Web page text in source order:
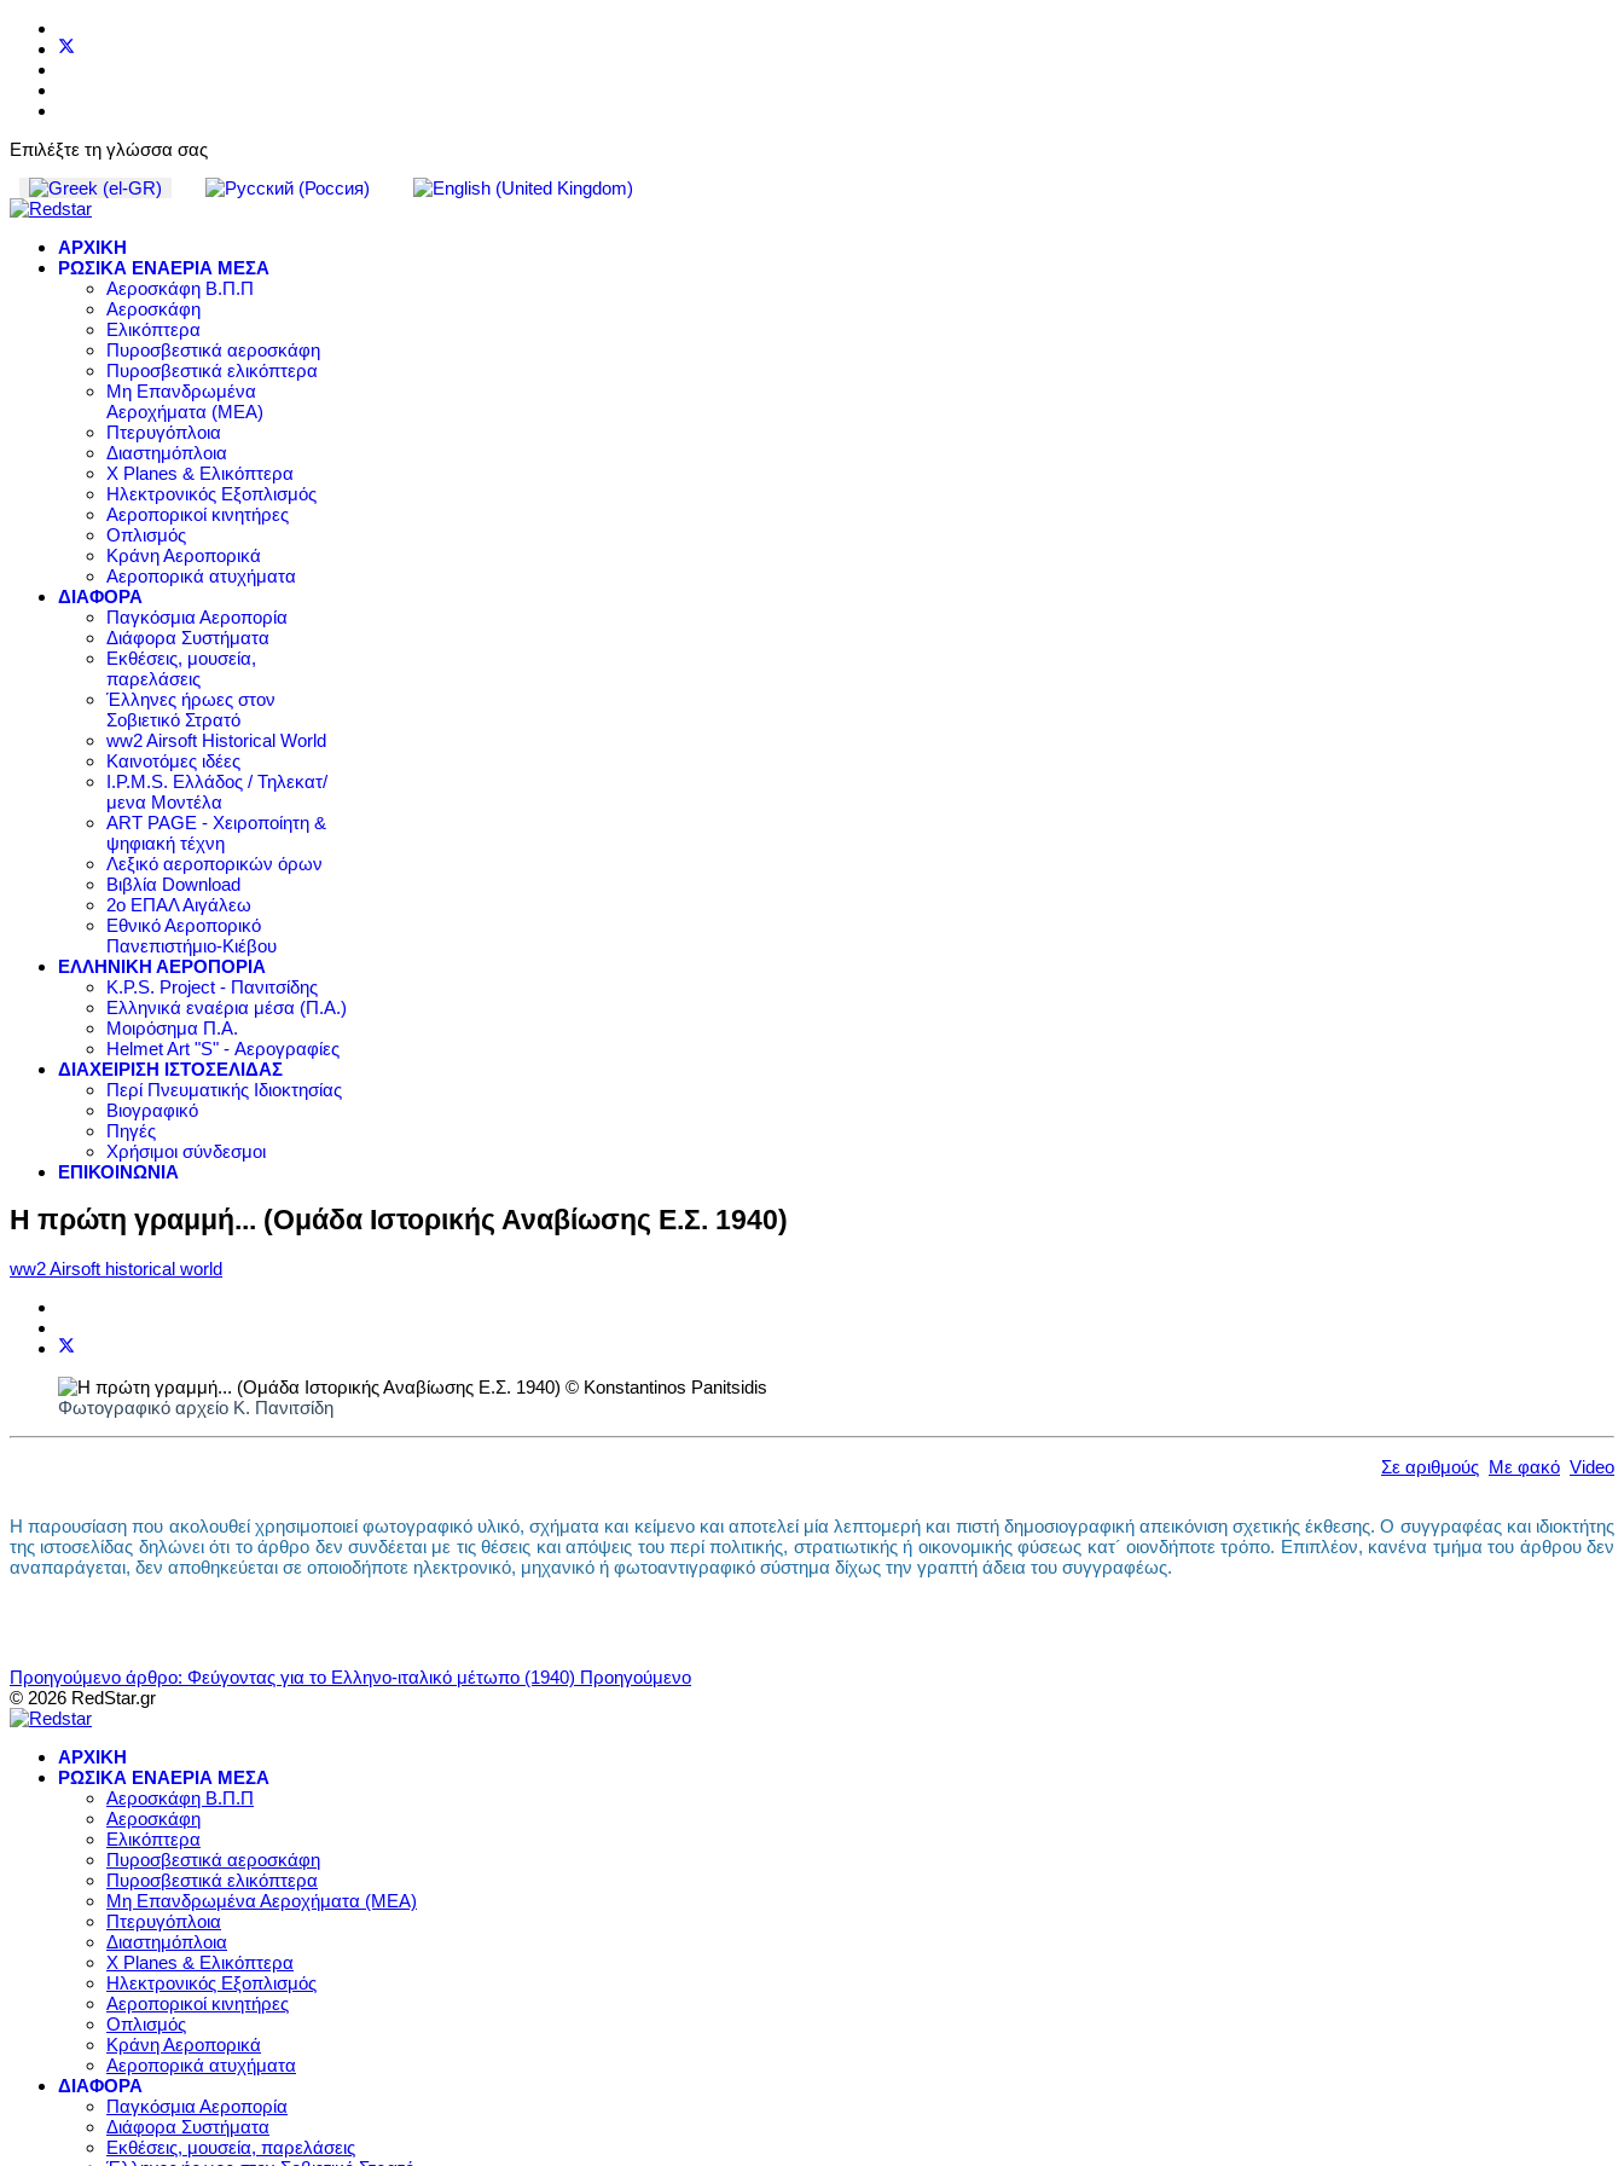
Επιλέξτε τη γλώσσα σας
ΑΡΧΙΚΗ
ΡΩΣΙΚΑ ΕΝΑΕΡΙΑ ΜΕΣΑ
Αεροσκάφη Β.Π.Π
Αεροσκάφη
Ελικόπτερα
Πυροσβεστικά αεροσκάφη
Πυροσβεστικά ελικόπτερα
Μη Επανδρωμένα
Αεροχήματα (ΜΕΑ)
Πτερυγόπλοια
Διαστημόπλοια
X Planes & Ελικόπτερα
Ηλεκτρονικός Εξοπλισμός
Αεροπορικοί κινητήρες
Οπλισμός
Κράνη Αεροπορικά
Αεροπορικά ατυχήματα
ΔΙΑΦΟΡΑ
Παγκόσμια Αεροπορία
Διάφορα Συστήματα
Εκθέσεις, μουσεία,
παρελάσεις
Έλληνες ήρωες στον
Σοβιετικό Στρατό
ww2 Airsoft Historical World
Καινοτόμες ιδέες
I.P.M.S. Ελλάδος / Τηλεκατ/
μενα Μοντέλα
ART PAGE - Χειροποίητη &
ψηφιακή τέχνη
Λεξικό αεροπορικών όρων
Βιβλία Download
2ο ΕΠΑΛ Αιγάλεω
Εθνικό Αεροπορικό
Πανεπιστήμιο-Κιέβου
ΕΛΛΗΝΙΚΗ ΑΕΡΟΠΟΡΙΑ
K.P.S. Project - Πανιτσίδης
Ελληνικά εναέρια μέσα (Π.Α.)
Μοιρόσημα Π.Α.
Helmet Art "S" - Αερογραφίες
ΔΙΑΧΕΙΡΙΣΗ ΙΣΤΟΣΕΛΙΔΑΣ
Περί Πνευματικής Ιδιοκτησίας
Βιογραφικό
Πηγές
Χρήσιμοι σύνδεσμοι
ΕΠΙΚΟΙΝΩΝΙΑ
Η πρώτη γραμμή... (Ομάδα Ιστορικής Αναβίωσης Ε.Σ. 1940)
ww2 Airsoft historical world
Φωτογραφικό αρχείο Κ. Πανιτσίδη
Σε αριθμούς Με φακό Video
Η παρουσίαση που ακολουθεί χρησιμοποιεί φωτογραφικό υλικό, σχήματα και κείμενο και αποτελεί μία λεπτομερή και πιστή δημοσιογραφική απεικόνιση σχετικής έκθεσης. Ο συγγραφέας και ιδιοκτήτης
της ιστοσελίδας δηλώνει ότι το άρθρο δεν συνδέεται με τις θέσεις και απόψεις του περί πολιτικής, στρατιωτικής ή οικονομικής φύσεως κατ´ οιονδήποτε τρόπο. Επιπλέον, κανένα τμήμα του άρθρου δεν
αναπαράγεται, δεν αποθηκεύεται σε οποιοδήποτε ηλεκτρονικό, μηχανικό ή φωτοαντιγραφικό σύστημα δίχως την γραπτή άδεια του συγγραφέως.
Προηγούμενο άρθρο: Φεύγοντας για το Ελληνο-ιταλικό μέτωπο (1940) Προηγούμενο
© 2026 RedStar.gr
ΑΡΧΙΚΗ
ΡΩΣΙΚΑ ΕΝΑΕΡΙΑ ΜΕΣΑ
Αεροσκάφη Β.Π.Π
Αεροσκάφη
Ελικόπτερα
Πυροσβεστικά αεροσκάφη
Πυροσβεστικά ελικόπτερα
Μη Επανδρωμένα Αεροχήματα (ΜΕΑ)
Πτερυγόπλοια
Διαστημόπλοια
X Planes & Ελικόπτερα
Ηλεκτρονικός Εξοπλισμός
Αεροπορικοί κινητήρες
Οπλισμός
Κράνη Αεροπορικά
Αεροπορικά ατυχήματα
ΔΙΑΦΟΡΑ
Παγκόσμια Αεροπορία
Διάφορα Συστήματα
Εκθέσεις, μουσεία, παρελάσεις